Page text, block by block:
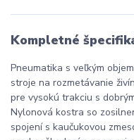
Kompletné
Pneumatika s veľkým
stroje na rozmetávanie
pre vysokú trakciu s
Nylonová kostra so
spojení s kaučukovou